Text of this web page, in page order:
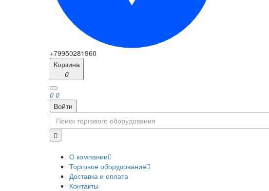
+79950281960
Корзина
0
0 0
Войти
О компании
Торговое оборудование
Доставка и оплата
Контакты